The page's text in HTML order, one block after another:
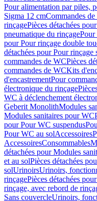
Pour alimentation par piles,
Sigma 12 cmCommandes
rinçagePièces détachées
pneumatique du rinçagePour
pour Pour rinçage double
détachées pour Pour rinçage
commandes de WCPièces
commandes de WCKits
d'encastrementPour
électronique du rinçage
WC à déclenchement
Geberit MonolithModules
Modules sanitaires pour WC
pour Pour WC suspendus
Pour WC au solAccessoires
AccessoiresConsommables
détachées pour Modules
et au solPièces détachées
solUrinoirsUrinoirs,
rinçagePièces détachées
rinçage, avec rebord de
Sans couvercleUrinoirs,